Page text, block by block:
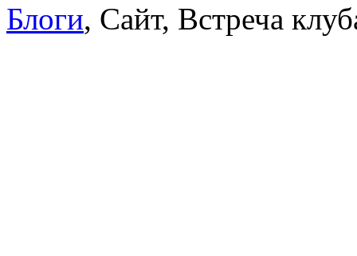
Блоги, Сайт, Встреча